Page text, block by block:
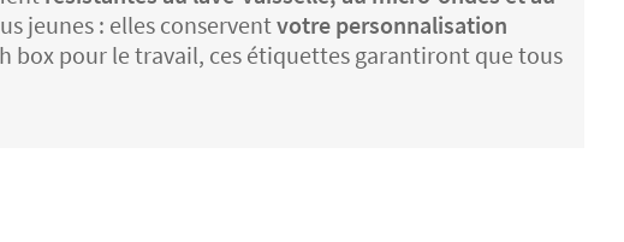
jeunes : elles conserventvotre personnalisation
box pour le travail, ces étiquettes garantiront que tous